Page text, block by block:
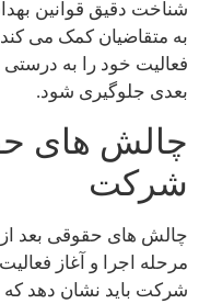
شناخت دقیق قوانین
به متقاضیان کمک می کند
فعالیت خود را به درستی
بعدی جلوگیری شود.
چالش های
شرکت
چالش های حقوقی بعد
مرحله اجرا و آغاز
شرکت باید نشان دهد که